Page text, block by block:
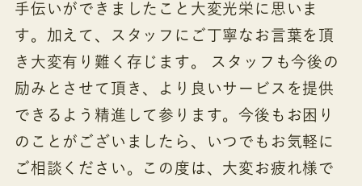
手伝いができましたこと大変光栄に思いま
す。加えて、スタッフにご丁寧なお言葉を頂
き大変有り難く存じます。 スタッフも今後の
励みとさせて頂き、より良いサービスを提供
できるよう精進して参ります。今後もお困り
のことがございましたら、いつでもお気軽に
ご相談ください。この度は、大変お疲れ様で